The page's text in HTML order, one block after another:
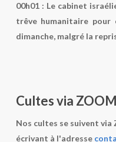
0​0h01 : Le cabinet
trêve humanitaire pour
dimanche, malgré la
Cultes via ZOOM
Nos cultes se suivent via
écrivant à l'adresse